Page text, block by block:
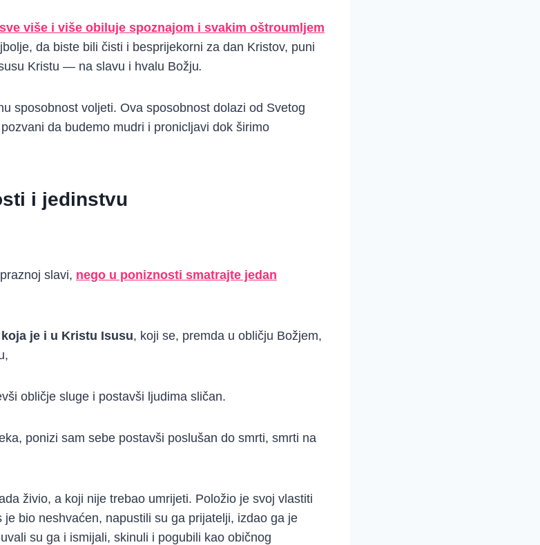
više i više obiluje spoznajom i svakim oštroumljem
da biste bili čisti i besprijekorni za dan Kristov, puni
Kristu — na slavu i hvalu Božju.
sposobnost voljeti. Ova sposobnost dolazi od Svetog
da budemo mudri i pronicljavi dok širimo
i jedinstvu
slavi, nego u poniznosti smatrajte jedan
je i u Kristu Isusu, koji se, premda u obličju Božjem,
obličje sluge i postavši ljudima sličan.
ponizi sam sebe postavši poslušan do smrti, smrti na
živio, a koji nije trebao umrijeti. Položio je svoj vlastiti
bio neshvaćen, napustili su ga prijatelji, izdao ga je
su ga i ismijali, skinuli i pogubili kao običnog